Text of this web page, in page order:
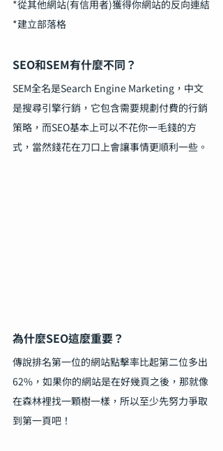
*從其他網站(有信用者)獲得你網站的反向連結
*建立部落格
SEO和SEM有什麼不同？
SEM全名是Search Engine Marketing，中文
是搜尋引擎行銷，它包含需要規劃付費的行銷
策略，而SEO基本上可以不花你一毛錢的方
式，當然錢花在刀口上會讓事情更順利一些。
為什麼SEO這麼重要？
傳說排名第一位的網站點擊率比起第二位多出
62%，如果你的網站是在好幾頁之後，那就像
在森林裡找一顆樹一樣，所以至少先努力爭取
到第一頁吧！